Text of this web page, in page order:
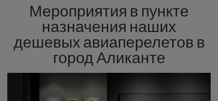
Мероприятия в пункте
назначения наших
дешевых авиаперелетов в
город Аликанте